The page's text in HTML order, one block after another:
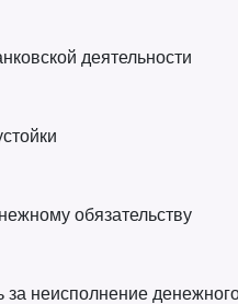
деятельности
обязательству
за неисполнение